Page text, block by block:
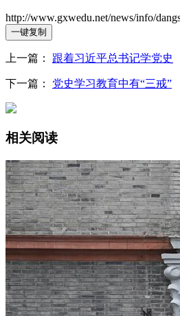
http://www.gxwedu.net/news/info/
一键复制
上一篇： 跟着习近平总书记学党史
下一篇： 党史学习教育中有“三戒”
相关阅读